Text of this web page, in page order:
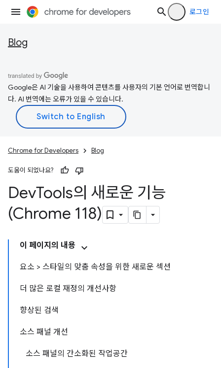
로그인
Blog
Google은 AI 기술을 사용하여 콘텐츠를 사용자의 기본 언어로 번역합니
다. AI 번역에는 오류가 있을 수 있습니다.
Chrome for Developers Blog
도움이 되었나요?
DevTools의 새로운 기능
(Chrome 118)
이 페이지의 내용
요소 > 스타일의 맞춤 속성을 위한 새로운 섹션
더 많은 로컬 재정의 개선사항
향상된 검색
소스 패널 개선
소스 패널의 간소화된 작업공간